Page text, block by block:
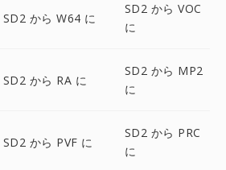
SD2 から W64 に
SD2 から VOC
に
SD2 から RA に
SD2 から MP2
に
SD2 から PVF に
SD2 から PRC
に